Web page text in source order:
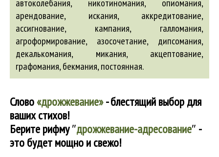
автоколебания, никотиномания, опиомания,
арендование, искания, аккредитование,
ассигнование, кампания, галломания,
агроформирование, азосочетание, дипсомания,
декалькомания, микания, акцептование,
графомания,бекмания, постоянная.
Слово«дрожжевание»- блестящий выбор для
ваших стихов!
Берите рифму″дрожжевание-адресование″ -
это будет мощно и свежо!